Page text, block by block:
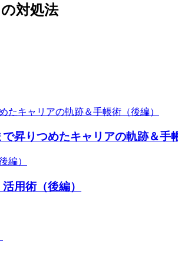
対処法
昇りつめたキャリアの軌跡＆手
用術（後編）